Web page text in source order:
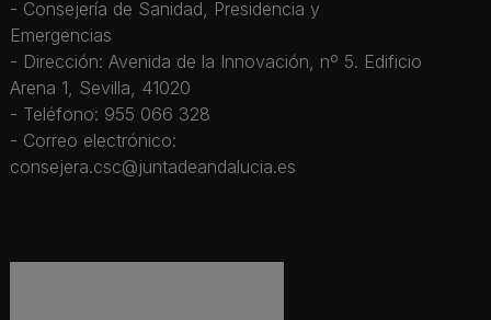
- Consejería de Sanidad, Presidencia y
Emergencias
- Dirección: Avenida de la Innovación, nº 5. Edificio
Arena 1, Sevilla, 41020
- Teléfono: 955 066 328
- Correo electrónico:
consejera.csc@juntadeandalucia.es